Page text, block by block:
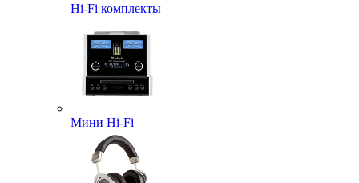
Hi-Fi комплекты
Мини Hi-Fi